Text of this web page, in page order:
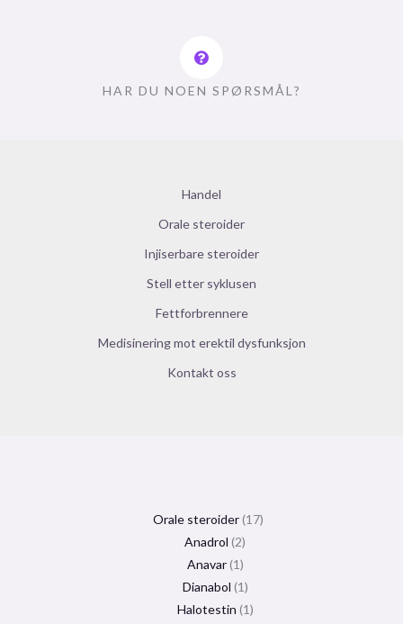
HAR DU NOEN SPØRSMÅL?
Handel
Orale steroider
Injiserbare steroider
Stell etter syklusen
Fettforbrennere
Medisinering mot erektil dysfunksjon
Kontakt oss
Orale steroider 17
Anadrol 2
Anavar 1
Dianabol 1
Halotestin 1